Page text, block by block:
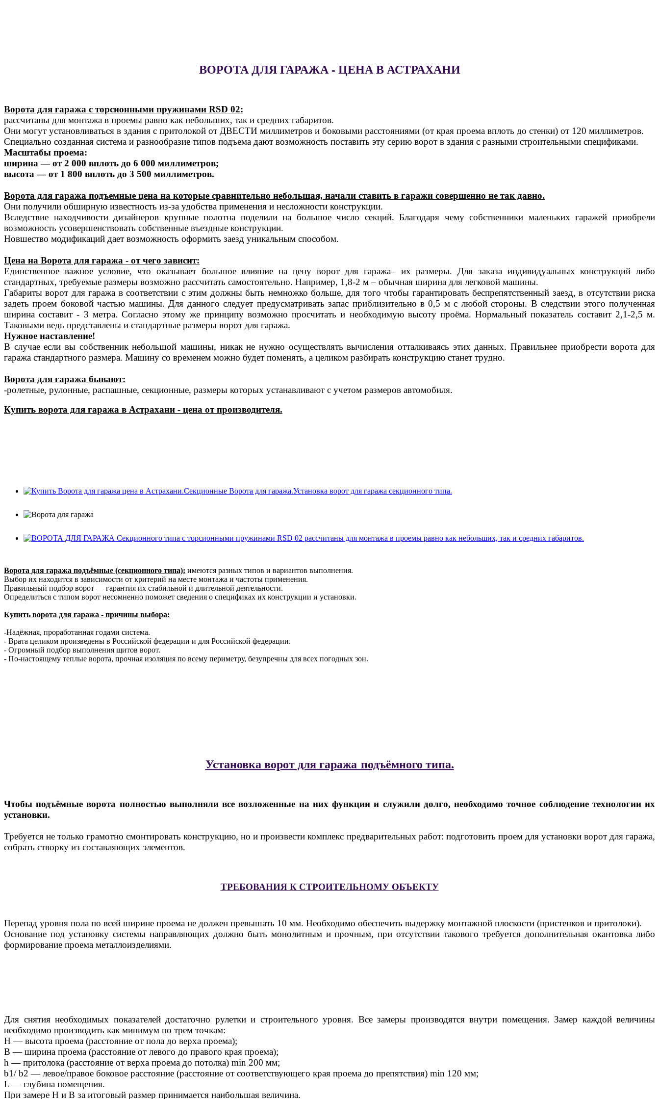
ВОРОТА ДЛЯ ГАРАЖА - ЦЕНА В АСТРАХАНИ
Ворота для гаража с торсионными пружинами RSD 02:
рассчитаны для монтажа в проемы равно как небольших, так и средних габаритов.
Они могут установливаться в здания с притолокой от ДВЕСТИ миллиметров и боковыми расстояниями (от края проема вплоть до стенки) от 120 миллиметров.
Специально созданная система и разнообразие типов подъема дают возможность поставить эту серию ворот в здания с разными строительными спецификами.
Масштабы проема:
ширина — от 2 000 вплоть до 6 000 миллиметров;
высота — от 1 800 вплоть до 3 500 миллиметров.
Ворота для гаража подъемные цена на которые сравнительно небольшая, начали ставить в гаражи совершенно не так давно.
Они получили обширную известность из-за удобства применения и несложности конструкции.
Вследствие находчивости дизайнеров крупные полотна поделили на большое число секций. Благодаря чему собственники маленьких гаражей приобрели
возможность усовершенствовать собственные въездные конструкции.
Новшество модификаций дает возможность оформить заезд уникальным способом.
Цена на Ворота для гаража - от чего зависит:
Единственное важное условие, что оказывает большое влияние на цену ворот для гаража– их размеры. Для заказа индивидуальных конструкций либо
стандартных, требуемые размеры возможно рассчитать самостоятельно. Например, 1,8-2 м – обычная ширина для легковой машины.
Габариты ворот для гаража в соответствии с этим должны быть немножко больше, для того чтобы гарантировать беспрепятственный заезд, в отсутствии риска
задеть проем боковой частью машины. Для данного следует предусматривать запас приблизительно в 0,5 м с любой стороны. В следствии этого полученная
ширина составит - 3 метра. Согласно этому же принципу возможно просчитать и необходимую высоту проёма. Нормальный показатель составит 2,1-2,5 м.
Таковыми ведь представлены и стандартные размеры ворот для гаража.
Нужное наставление!
В случае если вы собственник небольшой машины, никак не нужно осуществлять вычисления отталкиваясь этих данных. Правильнее приобрести ворота для
гаража стандартного размера. Машину со временем можно будет поменять, а целиком разбирать конструкцию станет трудно.
Ворота для гаража бывают:
-ролетные, рулонные, распашные, секционные, размеры которых устанавливают с учетом размеров автомобиля.
Купить ворота для гаража в Астрахани - цена от производителя.
Ворота для гаража подъёмные (секционного типа): имеются разных типов и вариантов выполнения.
Выбор их находится в зависимости от критерий на месте монтажа и частоты применения.
Правильный подбор ворот — гарантия их стабильной и длительной деятельности.
Определиться с типом ворот несомненно поможет сведения о спецификах их конструкции и установки.
Купить ворота для гаража - причины выбора:
-Надёжная, проработанная годами система.
- Врата целиком произведены в Российской федерации и для Российской федерации.
- Огромный подбор выполнения щитов ворот.
- По-настоящему теплые ворота, прочная изоляция по всему периметру, безупречны для всех погодных зон.
Установка ворот для гаража подъёмного типа.
Чтобы подъёмные ворота полностью выполняли все возложенные на них функции и служили долго, необходимо точное соблюдение технологии их
установки.
Требуется не только грамотно смонтировать конструкцию, но и произвести комплекс предварительных работ: подготовить проем для установки ворот для гаража,
собрать створку из составляющих элементов.
ТРЕБОВАНИЯ К СТРОИТЕЛЬНОМУ ОБЪЕКТУ
Перепад уровня пола по всей ширине проема не должен превышать 10 мм. Необходимо обеспечить выдержку монтажной плоскости (пристенков и притолоки).
Основание под установку системы направляющих должно быть монолитным и прочным, при отсутствии такового требуется дополнительная окантовка либо
формирование проема металлоизделиями.
Для снятия необходимых показателей достаточно рулетки и строительного уровня. Все замеры производятся внутри помещения. Замер каждой величины
необходимо производить как минимум по трем точкам:
H — высота проема (расстояние от пола до верха проема);
B — ширина проема (расстояние от левого до правого края проема);
h — притолока (расстояние от верха проема до потолка) min 200 мм;
b1/ b2 — левое/правое боковое расстояние (расстояние от соответствующего края проема до препятствия) min 120 мм;
L — глубина помещения.
При замере Н и В за итоговый размер принимается наибольшая величина.